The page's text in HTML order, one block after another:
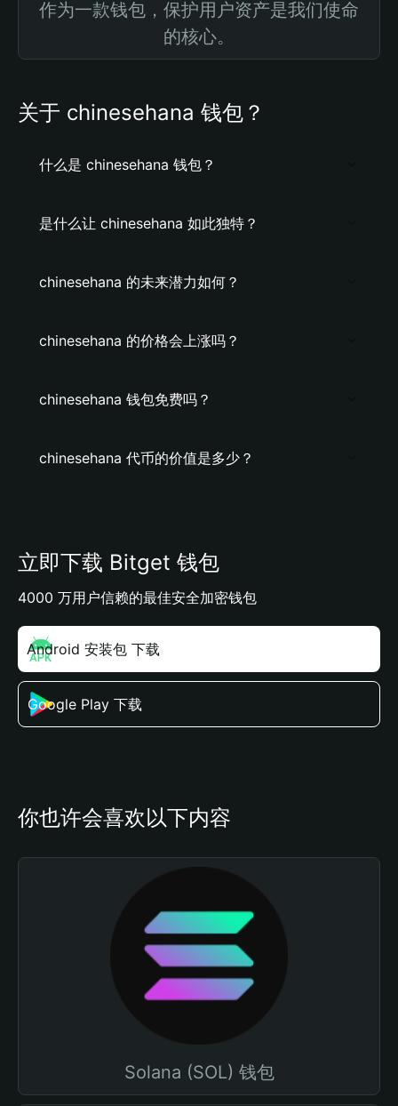
作为一款钱包，保护用户资产是我们使命
的核心。
关于 chinesehana 钱包？
什么是 chinesehana 钱包？
是什么让 chinesehana 如此独特？
chinesehana 的未来潜力如何？
chinesehana 的价格会上涨吗？
chinesehana 钱包免费吗？
chinesehana 代币的价值是多少？
立即下载 Bitget 钱包
4000 万用户信赖的最佳安全加密钱包
Android 安装包 下载
Google Play 下载
你也许会喜欢以下内容
Solana (SOL) 钱包